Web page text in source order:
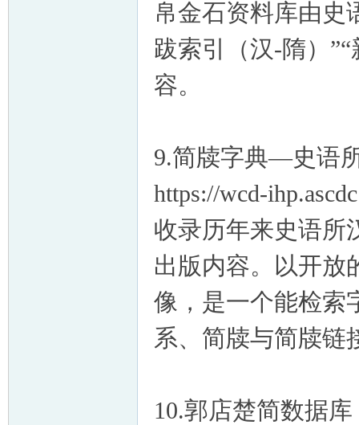
帛金石资料库由史
跋索引（汉-隋）
容。
9.简牍字典—史语
https://wcd-
收录历年来史语所
出版内容。以开放
像，是一个能检索
系、简牍与简牍链
10.郭店楚简数据